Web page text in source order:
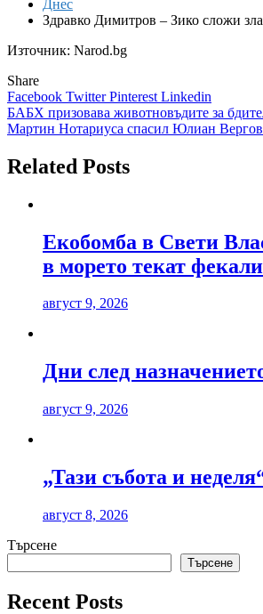
Днес
Здравко Димитров – Зико сложи
Източник: Narod.bg
Share
Facebook TwitterPinterest Linkedin
Навигация
БАБХ призовава животновъдите за
Мартин Нотариуса спасил Юлиан Вергов
Related Posts
Екобомба в Свети
в морето текат
август 9, 2026
Дни след
август 9, 2026
„Тази събота и
август 8, 2026
Търсене
Търсене
Recent Posts